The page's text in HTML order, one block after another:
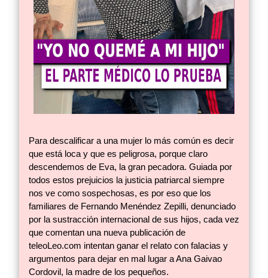
Para descalificar a una mujer lo más común es decir
que está loca y que es peligrosa, porque claro
descendemos de Eva, la gran pecadora. Guiada por
todos estos prejuicios la justicia patriarcal siempre
nos ve como sospechosas, es por eso que los
familiares de Fernando Menéndez Zepilli, denunciado
por la sustracción internacional de sus hijos, cada vez
que comentan una nueva publicación de
teleoLeo.com intentan ganar el relato con falacias y
argumentos para dejar en mal lugar a Ana Gaivao
Cordovil, la madre de los pequeños.